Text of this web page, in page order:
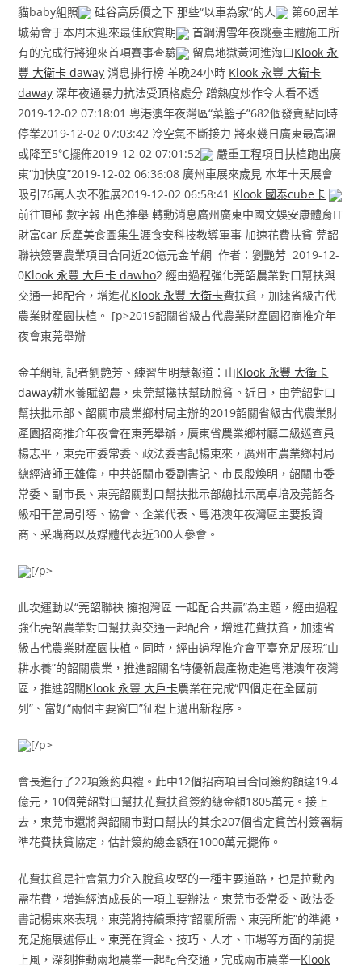
貓baby組照
硅谷高房價之下 那些“以車為家”的人
第60屆羊
城菊會于本周末迎來最佳欣賞期
首鋼滑雪年夜跳臺主體施工所
有的完成行將迎來首項賽事查驗
留鳥地獄黃河進海口Klook 永
豐 大衛卡 daway 消息排行榜 羊晚24小時 Klook 永豐 大衛卡
daway 深年夜通暴力抗法受頂格處分 蹭熱度炒作令人看不透
2019-12-02 07:18:01 粵港澳年夜灣區“菜籃子”682個發賣點同時
停業2019-12-02 07:03:42 冷空氣不斷接力 將來幾日廣東最高溫
或降至5℃擺佈2019-12-02 07:01:52
嚴重工程項目扶植跑出廣
東“加快度”2019-12-02 06:36:08 廣州車展來歲見 本年十天展會
吸引76萬人次不雅展2019-12-02 06:58:41 Klook 國泰cube卡
前往頂部 數字報 出色推舉 轉動消息廣州廣東中國文娛安康體育IT
財富car 房產美食圖集生涯食安科技教導軍事 加速花費扶貧 莞韶
聯袂簽署農業項目合同近20億元金羊網 作者：劉艷芳 2019-12-
0Klook 永豐 大戶卡 dawho2 經由過程強化莞韶農業對口幫扶與
交通一起配合，增進花Klook 永豐 大衛卡費扶貧，加速省級古代
農業財產園扶植。 [p>2019韶關省級古代農業財產園招商推介年
夜會東莞舉辦
金羊網訊 記者劉艷芳、練習生明慧報道：山Klook 永豐 大衛卡
daway耕水養賦韶農，東莞幫攙扶幫助脫貧。近日，由莞韶對口
幫扶批示部、韶關市農業鄉村局主辦的2019韶關省級古代農業財
產園招商推介年夜會在東莞舉辦，廣東省農業鄉村廳二級巡查員
楊志平，東莞市委常委、政法委書記楊東來，廣州市農業鄉村局
總經濟師王雄偉，中共韶關市委副書記、市長殷煥明，韶關市委
常委、副市長、東莞韶關對口幫扶批示部總批示萬卓培及莞韶各
級相干當局引導、協會、企業代表、粵港澳年夜灣區主要投資
商、采購商以及媒體代表近300人參會。
[/p>
此次運動以“莞韶聯袂 擁抱灣區 一起配合共贏”為主題，經由過程
強化莞韶農業對口幫扶與交通一起配合，增進花費扶貧，加速省
級古代農業財產園扶植。同時，經由過程推介會平臺充足展現“山
耕水養”的韶關農業，推進韶關名特優新農產物走進粵港澳年夜灣
區，推進韶關Klook 永豐 大戶卡農業在完成“四個走在全國前
列”、當好“兩個主要窗口”征程上邁出新程序。
[/p>
會長進行了22項簽約典禮。此中12個招商項目合同簽約額達19.4
億元，10個莞韶對口幫扶花費扶貧簽約總金額1805萬元。接上
去，東莞市還將與韶關市對口幫扶的其余207個省定貧苦村簽署精
準花費扶貧協定，估計簽約總金額在1000萬元擺佈。
花費扶貧是社會氣力介入脫貧攻堅的一種主要道路，也是拉動內
需花費，增進經濟成長的一項主要辦法。東莞市委常委、政法委
書記楊東來表現，東莞將持續秉持“韶關所需、東莞所能”的準繩，
充足施展述停止。東莞在資金、技巧、人才、市場等方面的前提
上風，深刻推動兩地農業一起配合交通，完成兩市農業一Klook